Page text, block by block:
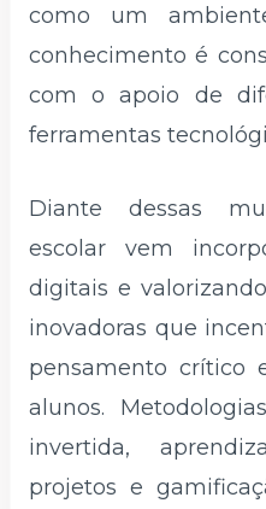
como um
conhecimento é
com o apoio de
ferramentas
Diante dessas
escolar vem
digitais e
inovadoras que
pensamento crítico
alunos.
invertida,
projetos e